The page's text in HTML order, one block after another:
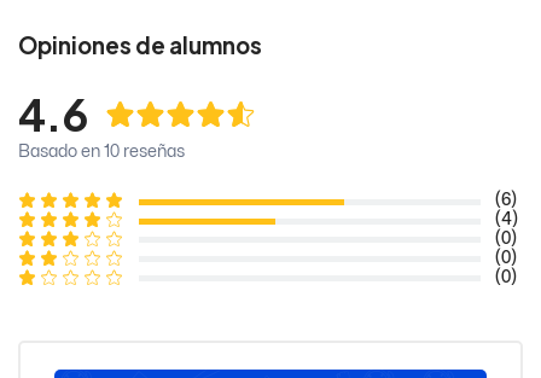
Opiniones de alumnos
4.6
Basado en 10 reseñas
(6)
(4)
(0)
(0)
(0)